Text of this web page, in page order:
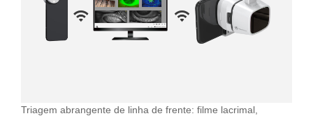
Triagem abrangente de linha de frente: filme lacrimal,